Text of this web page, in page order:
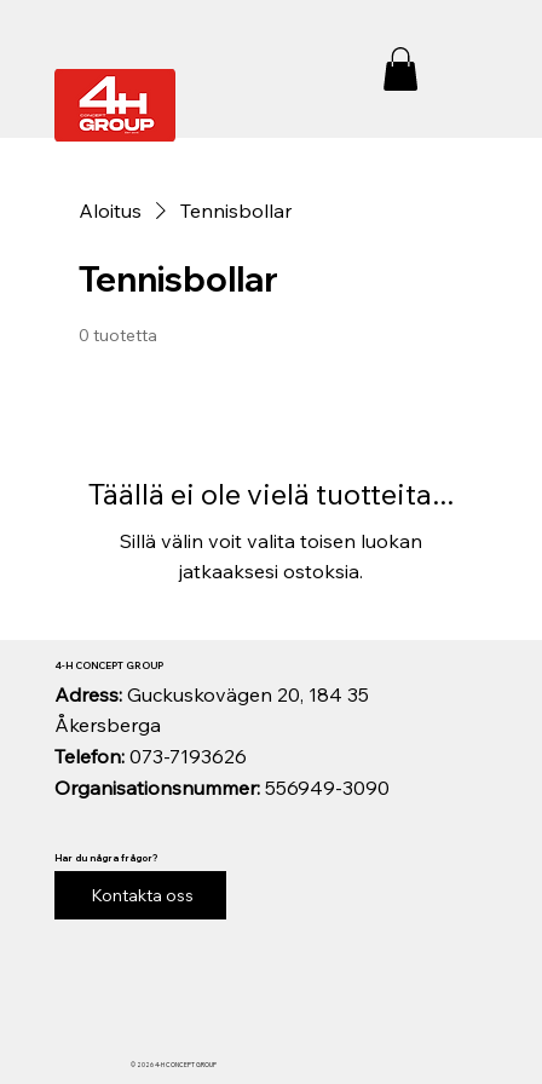
Aloitus Tennisbollar
Tennisbollar
0 tuotetta
Täällä ei ole vielä tuotteita...
Sillä välin voit valita toisen luokan
jatkaaksesi ostoksia.
© 2026 4-H CONCEPT GROUP
Organisationsnummer:556949-3090
Telefon:073-7193626
Adress: Guckuskovägen 20, 184 35
Åkersberga
4-H CONCEPT GROUP
Har du några frågor?
Kontakta oss